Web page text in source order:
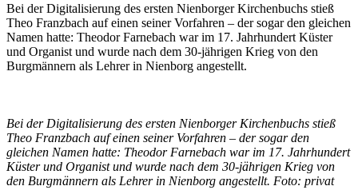
Bei der Digitalisierung des ersten Nienborger Kirchenbuchs stieß
Theo Franzbach auf einen seiner Vorfahren – der sogar den gleichen
Namen hatte: Theodor Farnebach war im 17. Jahrhundert Küster
und Organist und wurde nach dem 30-jährigen Krieg von den
Burgmännern als Lehrer in Nienborg angestellt.
Bei der Digitalisierung des ersten Nienborger Kirchenbuchs stieß
Theo Franzbach auf einen seiner Vorfahren – der sogar den
gleichen Namen hatte: Theodor Farnebach war im 17. Jahrhundert
Küster und Organist und wurde nach dem 30-jährigen Krieg von
den Burgmännern als Lehrer in Nienborg angestellt. Foto: privat